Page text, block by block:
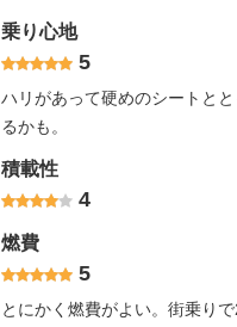
乗り心地
5
ハリがあって硬めのシートと
るかも。
積載性
4
燃費
5
とにかく燃費がよい。街乗り